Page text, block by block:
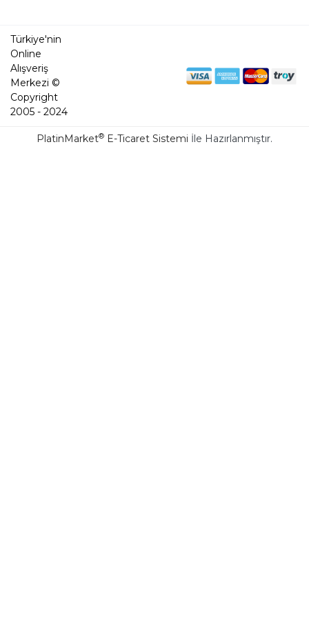
Türkiye'nin
Online
Alışveriş
Merkezi ©
Copyright
2005 - 2024
PlatinMarket® E-Ticaret Sistemi İle Hazırlanmıştır.